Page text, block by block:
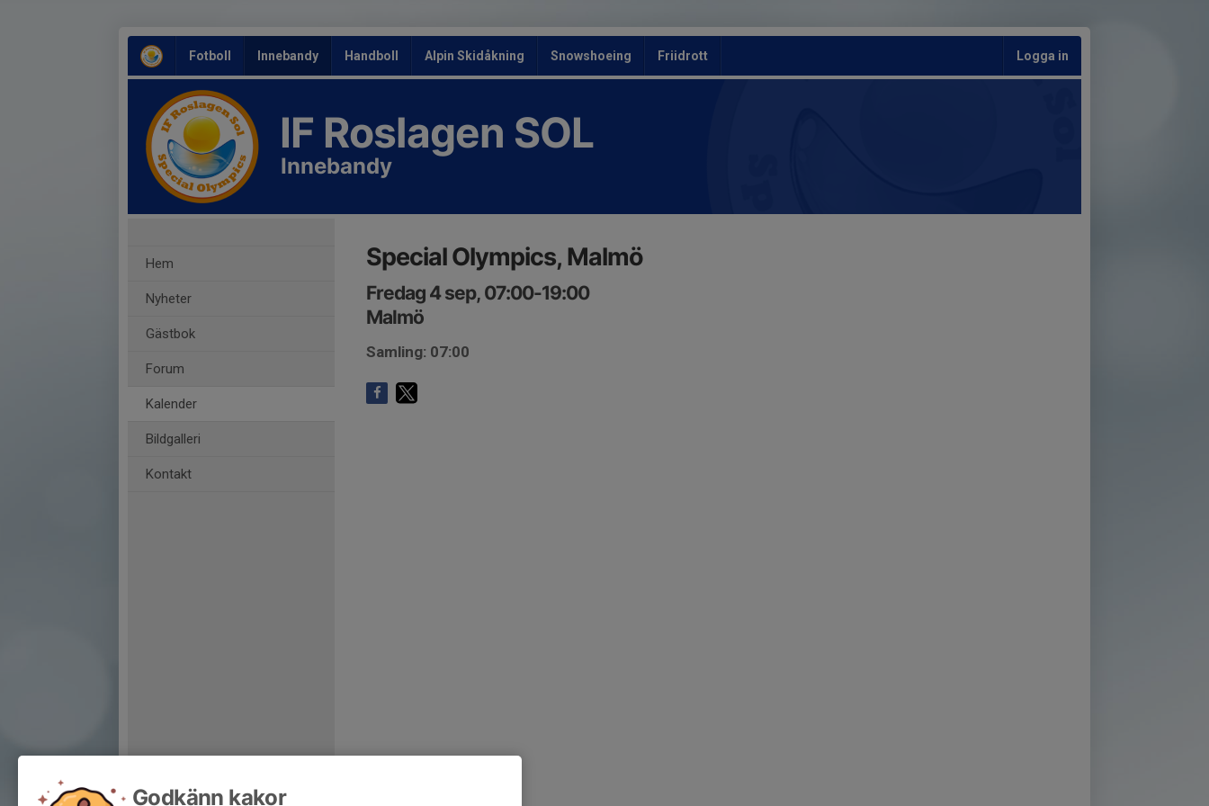
Fotboll Innebandy Handboll Alpin Skidåkning Snowshoeing Friidrott Logga in
IF Roslagen SOL
Innebandy
Hem
Nyheter
Gästbok
Forum
Kalender
Bildgalleri
Kontakt
Special Olympics, Malmö
Fredag 4 sep, 07:00-19:00
Malmö
Samling: 07:00
Godkänn kakor